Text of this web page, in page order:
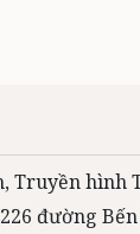
Truyền hình
đường